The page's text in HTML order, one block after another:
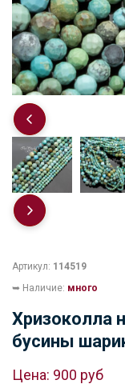
Артикул: 114519
➥ Наличие: много
Хризоколла
бусины
Цена: 900 руб